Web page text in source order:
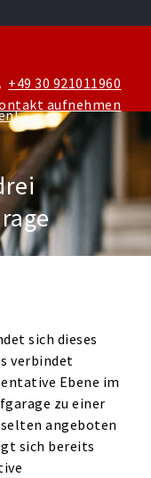
+49 30 921011960
aufnehmen
sich dieses
verbindet
Ebene im
zu einer
angeboten
sich bereits